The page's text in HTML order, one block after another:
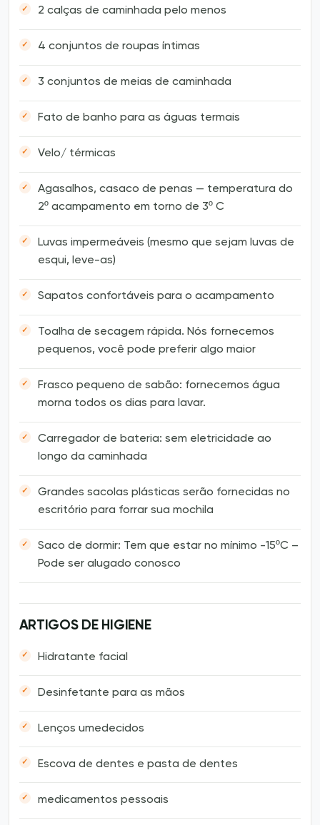
2 calças de caminhada pelo menos
4 conjuntos de roupas íntimas
3 conjuntos de meias de caminhada
Fato de banho para as águas termais
Velo/ térmicas
Agasalhos, casaco de penas — temperatura do
2º acampamento em torno de 3º C
Luvas impermeáveis (mesmo que sejam luvas de
esqui, leve-as)
Sapatos confortáveis para o acampamento
Toalha de secagem rápida. Nós fornecemos
pequenos, você pode preferir algo maior
Frasco pequeno de sabão: fornecemos água
morna todos os dias para lavar.
Carregador de bateria: sem eletricidade ao
longo da caminhada
Grandes sacolas plásticas serão fornecidas no
escritório para forrar sua mochila
Saco de dormir: Tem que estar no mínimo -15ºC –
Pode ser alugado conosco
ARTIGOS DE HIGIENE
Hidratante facial
Desinfetante para as mãos
Lenços umedecidos
Escova de dentes e pasta de dentes
medicamentos pessoais